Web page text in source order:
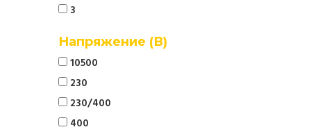
3
Напряжение (В)
10500
230
230/400
400